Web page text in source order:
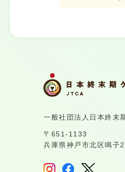
一般社団法人日本終末
〒651-1133
兵庫県神戸市北区鳴子